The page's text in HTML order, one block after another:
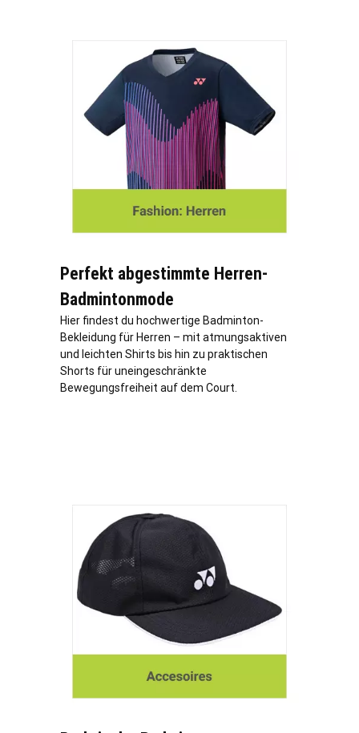
Perfekt abgestimmte Herren-
Badmintonmode
Hier findest du hochwertige Badminton-
Bekleidung für Herren – mit atmungsaktiven
und leichten Shirts bis hin zu praktischen
Shorts für uneingeschränkte
Bewegungsfreiheit auf dem Court.